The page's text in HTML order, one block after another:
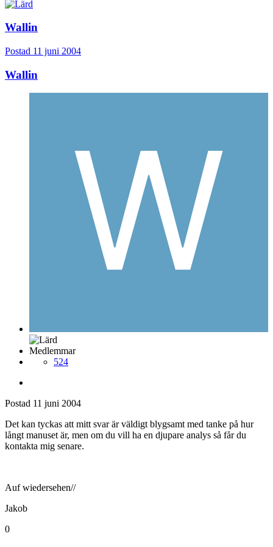
Wallin
Postad 11 juni 2004
Wallin
Medlemmar
524
Postad 11 juni 2004
Det kan tyckas att mitt svar är väldigt blygsamt med tanke på hur
långt manuset är, men om du vill ha en djupare analys så får du
kontakta mig senare.
Auf wiedersehen//
Jakob
0